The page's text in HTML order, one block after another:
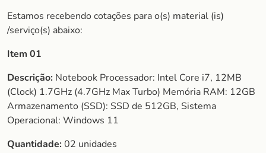
Estamos recebendo cotações para o(s) material (is)
/serviço(s) abaixo:
Item 01
Descrição: Notebook Processador: Intel Core i7, 12MB
(Clock) 1.7GHz (4.7GHz Max Turbo) Memória RAM: 12GB
Armazenamento (SSD): SSD de 512GB, Sistema
Operacional: Windows 11
Quantidade:02 unidades